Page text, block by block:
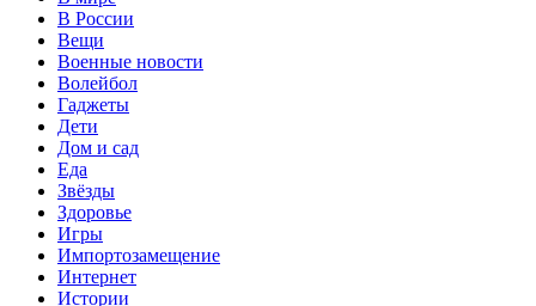
В России
Вещи
Военные новости
Волейбол
Гаджеты
Дети
Дом и сад
Еда
Звёзды
Здоровье
Игры
Импортозамещение
Интернет
Истории